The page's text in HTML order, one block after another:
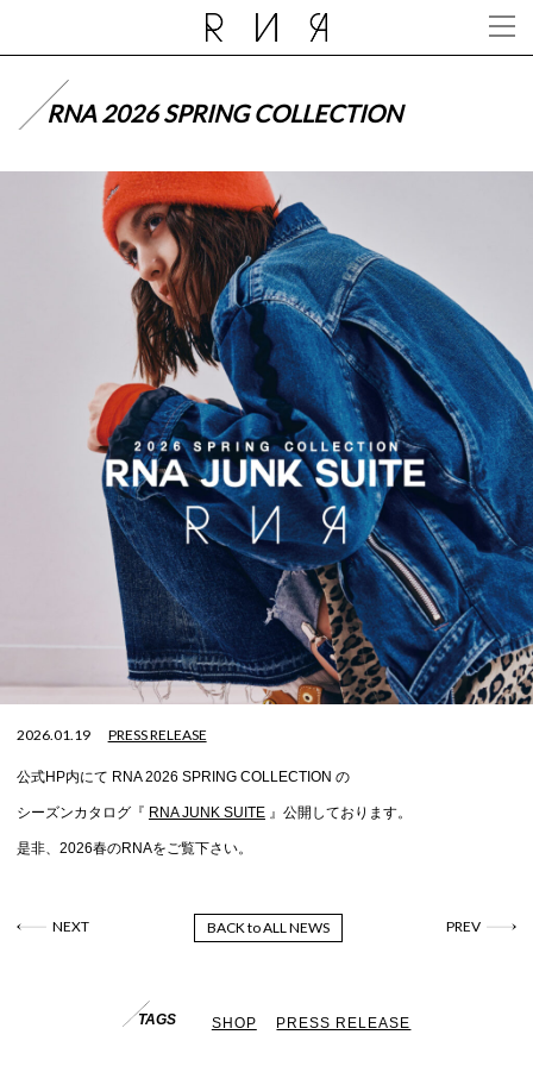
RNA 2026 SPRING COLLECTION
2026.01.19 PRESS RELEASE
公式HP内にて RNA 2026 SPRING COLLECTION の
シーズンカタログ『 RNA JUNK SUITE 』公開しております。
是非、2026春のRNAをご覧下さい。
PREV
NEXT BACK to ALL NEWS
TAGS SHOP PRESS RELEASE